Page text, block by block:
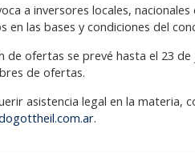
a inversores locales,
en las bases y condiciones del
de ofertas se prevé hasta el 23
de ofertas.
asistencia legal en la materia,
.